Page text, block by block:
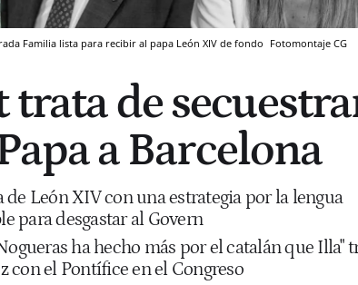
Familia lista para recibir al papa León XIV de fondo Fotomontaje CG
de
a Barcelona
León XIV con una estrategia por la lengua
para desgastar al Govern
ha hecho más por el catalán que Illa"
con el Pontífice en el Congreso